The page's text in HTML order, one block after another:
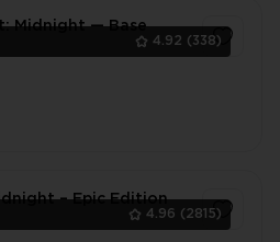
4.92 (338)
Midnight — Base
4.96 (2815)
– Epic Edition